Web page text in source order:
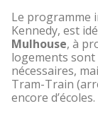
Le programme
Kennedy, est
Mulhouse, à
logements sont
nécessaires,
Tram-Train
encore d’écoles.